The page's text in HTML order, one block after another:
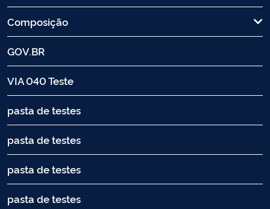
Composição
GOV.BR
VIA 040 Teste
pasta de testes
pasta de testes
pasta de testes
pasta de testes